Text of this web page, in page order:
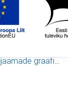
graafikud